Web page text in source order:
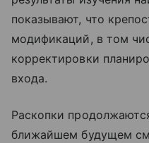
показывают, что
модификаций, в том
корректировки
входа.
Раскопки
ближайшем будущем